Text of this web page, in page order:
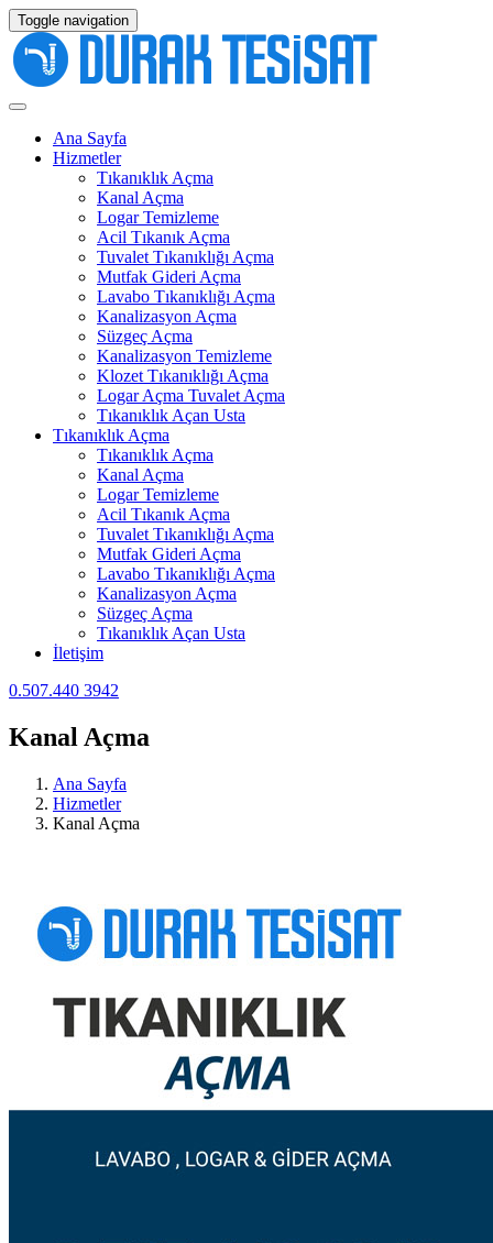
Toggle navigation
Ana Sayfa
Hizmetler
Tıkanıklık Açma
Kanal Açma
Logar Temizleme
Acil Tıkanık Açma
Tuvalet Tıkanıklığı Açma
Mutfak Gideri Açma
Lavabo Tıkanıklığı Açma
Kanalizasyon Açma
Süzgeç Açma
Kanalizasyon Temizleme
Klozet Tıkanıklığı Açma
Logar Açma Tuvalet Açma
Tıkanıklık Açan Usta
Tıkanıklık Açma
Tıkanıklık Açma
Kanal Açma
Logar Temizleme
Acil Tıkanık Açma
Tuvalet Tıkanıklığı Açma
Mutfak Gideri Açma
Lavabo Tıkanıklığı Açma
Kanalizasyon Açma
Süzgeç Açma
Tıkanıklık Açan Usta
İletişim
0.507.440 3942
Kanal Açma
Ana Sayfa
Hizmetler
Kanal Açma